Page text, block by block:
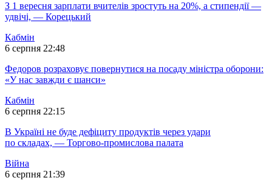
З 1 вересня зарплати вчителів зростуть на 20%, а стипендії —
удвічі, — Корецький
Кабмін
6 серпня 22:48
Федоров розраховує повернутися на посаду міністра оборони:
«У нас завжди є шанси»
Кабмін
6 серпня 22:15
В Україні не буде дефіциту продуктів через удари
по складах, — Торгово-промислова палата
Війна
6 серпня 21:39